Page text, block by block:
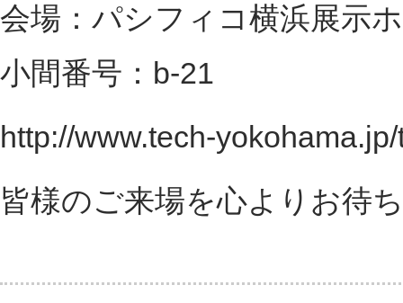
会場：パシフィコ横浜展示
小間番号：b-21
http://www.tech-
皆様のご来場を心よりお待